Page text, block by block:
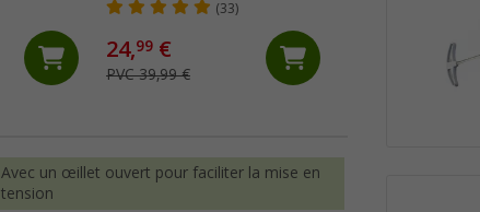
(33)
24,99 €
PVC 39,99 €
Avec un œillet ouvert pour faciliter la mise en
tension